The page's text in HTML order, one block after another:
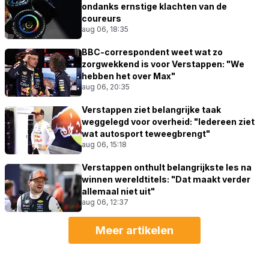
ondanks ernstige klachten van de
coureurs
aug 06, 18:35
BBC-correspondent weet wat zo
zorgwekkend is voor Verstappen: "We
hebben het over Max"
aug 06, 20:35
Verstappen ziet belangrijke taak
weggelegd voor overheid: "Iedereen ziet
wat autosport teweegbrengt"
aug 06, 15:18
Verstappen onthult belangrijkste les na
winnen wereldtitels: "Dat maakt verder
allemaal niet uit"
aug 06, 12:37
Meer artikelen